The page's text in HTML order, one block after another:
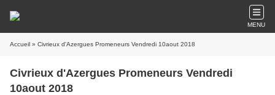
MENU
Accueil » Civrieux d'Azergues Promeneurs Vendredi 10aout 2018
Civrieux d'Azergues Promeneurs Vendredi
10aout 2018